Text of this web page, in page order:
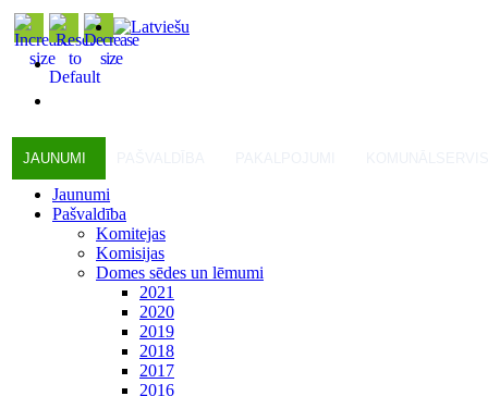
JAUNUMI
Jaunumi
Pašvaldība
Komitejas
Komisijas
Domes sēdes un lēmumi
2021
2020
2019
2018
2017
2016